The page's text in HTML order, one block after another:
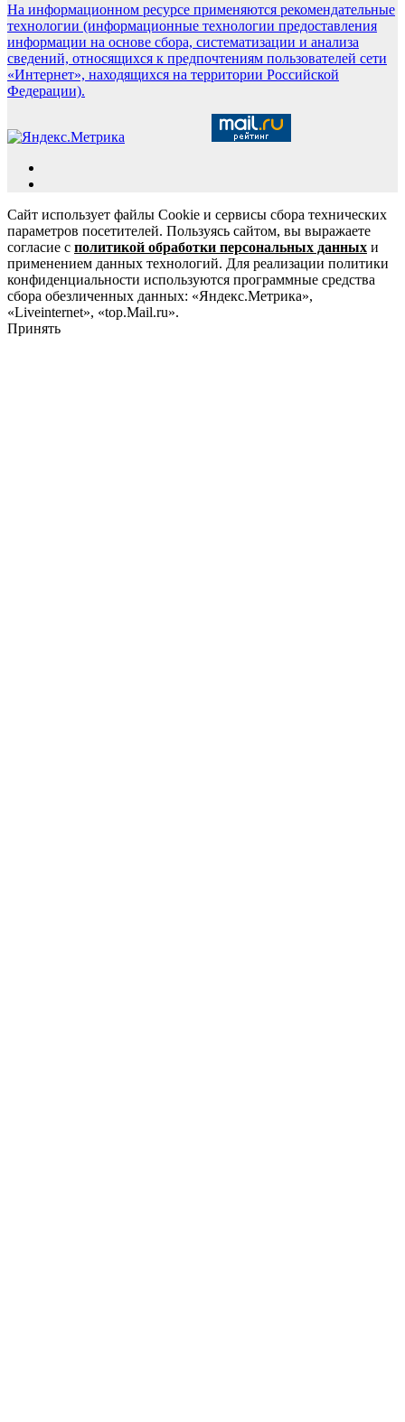
На информационном ресурсе применяются рекомендательные
технологии (информационные технологии предоставления
информации на основе сбора, систематизации и анализа
сведений, относящихся к предпочтениям пользователей сети
«Интернет», находящихся на территории Российской
Федерации).
Сайт использует файлы Cookie и сервисы сбора технических
параметров посетителей. Пользуясь сайтом, вы выражаете
согласие с политикой обработки персональных данных и
применением данных технологий. Для реализации политики
конфиденциальности используются программные средства
сбора обезличенных данных: «Яндекс.Метрика»,
«Liveinternet», «top.Mail.ru».
Принять